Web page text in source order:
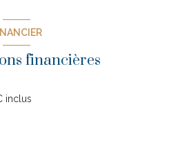
financières
inclus